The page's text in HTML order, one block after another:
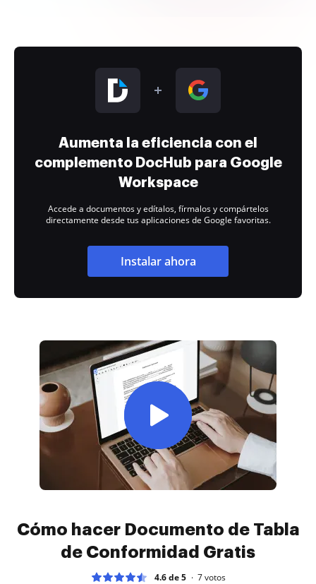
Aumenta la eficiencia con el
complemento DocHub para Google
Workspace
Accede a documentos y edítalos, fírmalos y compártelos
directamente desde tus aplicaciones de Google favoritas.
Instalar ahora
Cómo hacer Documento de Tabla
de Conformidad Gratis
4.6 de 5 7votos